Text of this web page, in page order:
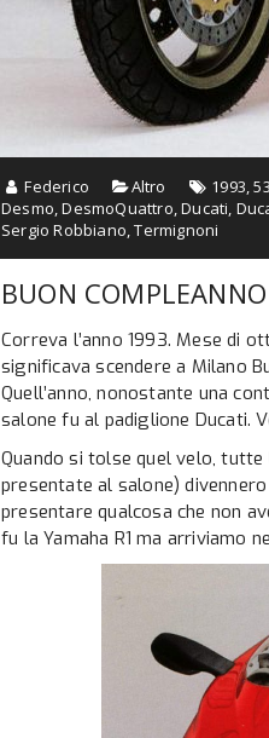
Federico Altro 1993,
Desmo,DesmoQuattro,Ducati,
Sergio Robbiano,Termignoni
BUON
Correva l’anno 1993. Mese di
significava scendere a Milano
Quell’anno, nonostante una
salone fu al padiglione Ducati.
Quando si tolse quel velo,
presentate al salone)
presentare qualcosa che non
fu la Yamaha R1 ma arriviamo